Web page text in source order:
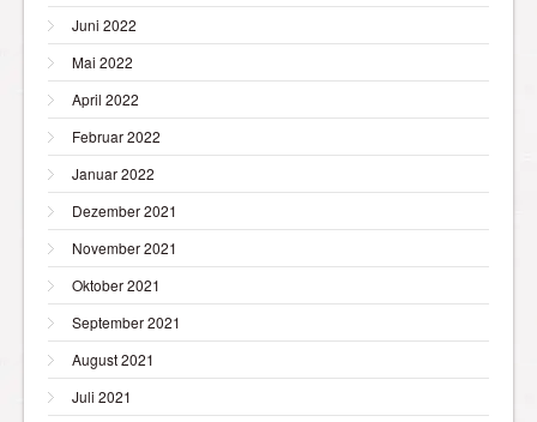
Juni 2022
Mai 2022
April 2022
Februar 2022
Januar 2022
Dezember 2021
November 2021
Oktober 2021
September 2021
August 2021
Juli 2021